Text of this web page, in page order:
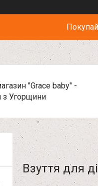
"Grace baby" -
з Угорщини
Взуття для